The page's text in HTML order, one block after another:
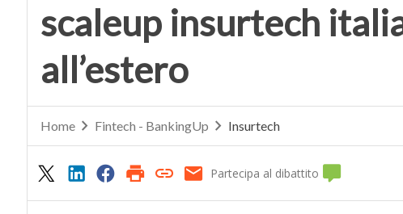
scaleup insurtech
all’estero
Home Fintech - BankingUp Insurtech
Partecipa al dibattito